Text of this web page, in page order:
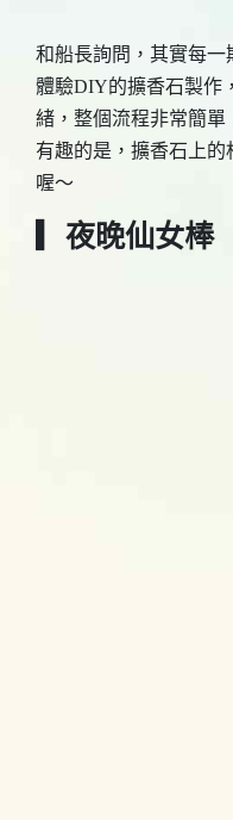
和船長詢問，其實每一
體驗DIY的擴香石製作
緒，整個流程非常簡單
有趣的是，擴香石上
喔～
▎夜晚仙女棒